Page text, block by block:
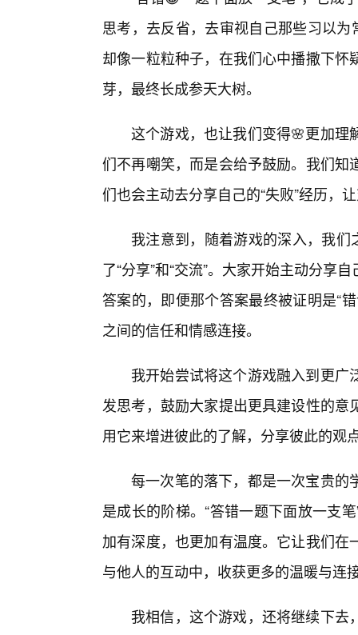
思考，去反省，去审视自己那些习以
却像一粒粒种子，在我们心中播撒下
芽，最终长成参天大树。
这个游戏，也让我们变得🌸更加理
们不再嘲笑，而是会给予鼓励。我们
们也会主动去分享自己的“失败”经历，
我注意到，随着游戏的深入，我们
了“分享”和“交流”。大家开始主动分享
答案的，即便那个答案最终被证明是“
之间的信任和情感连接。
我开始尝试将这个游戏融入到更
发思考，鼓励大家提出更具建设性的
用它来增进彼此的了解，分享彼此的观
每一次笔的落下，都是一次宝贵的
是成长的阶梯。“答错一题下面放一支
加有深度，也更加有温度。它让我们
与他人的互动中，收获更多的温暖与连
我相信，这个游戏，还将继续下